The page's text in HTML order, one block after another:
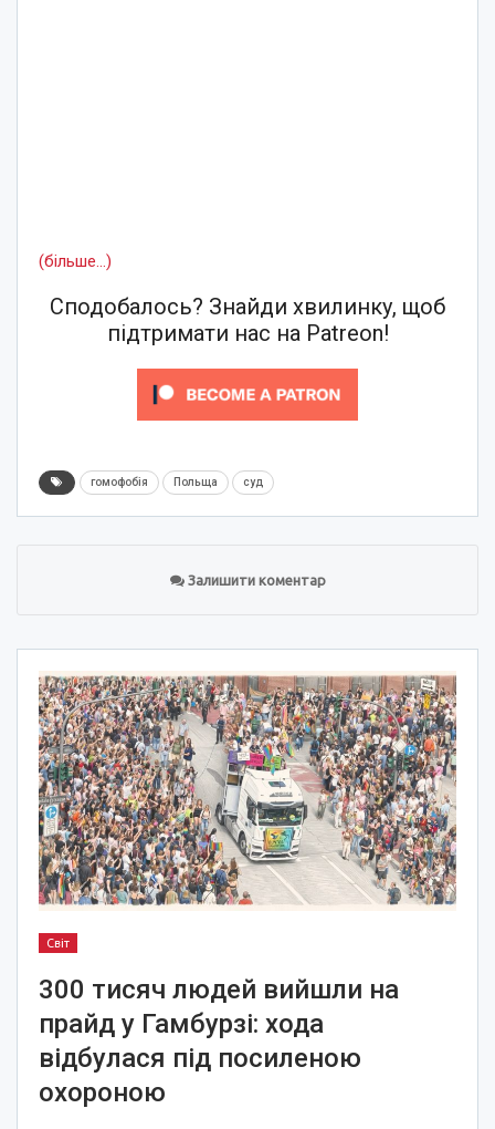
(більше…)
Сподобалось? Знайди хвилинку, щоб
підтримати нас на Patreon!
гомофобія Польща суд
Залишити коментар
Світ
300 тисяч людей вийшли на
прайд у Гамбурзі: хода
відбулася під посиленою
охороною